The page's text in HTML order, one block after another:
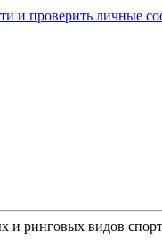
и ринговых видов